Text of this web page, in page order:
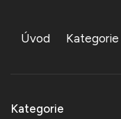
Úvod Kategorie
Kategorie